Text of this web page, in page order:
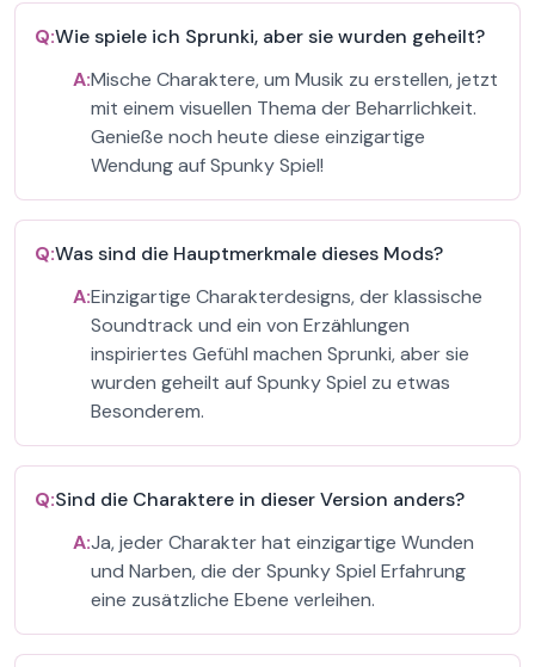
Q:Wie spiele ich Sprunki, aber sie wurden geheilt?
A:Mische Charaktere, um Musik zu erstellen, jetzt
mit einem visuellen Thema der Beharrlichkeit.
Genieße noch heute diese einzigartige
Wendung auf Spunky Spiel!
Q:Was sind die Hauptmerkmale dieses Mods?
A:Einzigartige Charakterdesigns, der klassische
Soundtrack und ein von Erzählungen
inspiriertes Gefühl machen Sprunki, aber sie
wurden geheilt auf Spunky Spiel zu etwas
Besonderem.
Q:Sind die Charaktere in dieser Version anders?
A:Ja, jeder Charakter hat einzigartige Wunden
und Narben, die der Spunky Spiel Erfahrung
eine zusätzliche Ebene verleihen.